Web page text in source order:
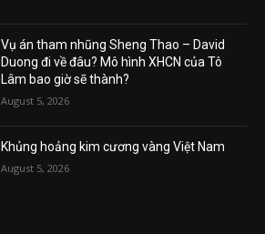
Vụ án tham nhũng Sheng Thao – David
Duong đi về đâu? Mô hình XHCN của Tô
Lâm bao giờ sẽ thành?
August 5, 2026
Khủng hoảng kim cương vàng Việt Nam
August 5, 2026